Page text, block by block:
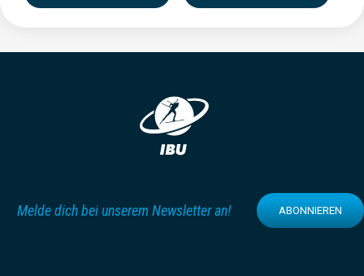
Melde dich bei unserem Newsletter an! ABONNIEREN